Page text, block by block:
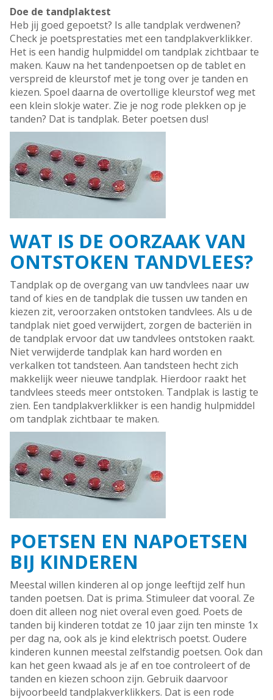
Doe de tandplaktest
Heb jij goed gepoetst? Is alle tandplak verdwenen?
Check je poetsprestaties met een tandplakverklikker.
Het is een handig hulpmiddel om tandplak zichtbaar te
maken. Kauw na het tandenpoetsen op de tablet en
verspreid de kleurstof met je tong over je tanden en
kiezen. Spoel daarna de overtollige kleurstof weg met
een klein slokje water. Zie je nog rode plekken op je
tanden? Dat is tandplak. Beter poetsen dus!
WAT IS DE OORZAAK VAN
ONTSTOKEN TANDVLEES?
Tandplak op de overgang van uw tandvlees naar uw
tand of kies en de tandplak die tussen uw tanden en
kiezen zit, veroorzaken ontstoken tandvlees. Als u de
tandplak niet goed verwijdert, zorgen de bacteriën in
de tandplak ervoor dat uw tandvlees ontstoken raakt.
Niet verwijderde tandplak kan hard worden en
verkalken tot tandsteen. Aan tandsteen hecht zich
makkelijk weer nieuwe tandplak. Hierdoor raakt het
tandvlees steeds meer ontstoken. Tandplak is lastig te
zien. Een tandplakverklikker is een handig hulpmiddel
om tandplak zichtbaar te maken.
POETSEN EN NAPOETSEN
BIJ KINDEREN
Meestal willen kinderen al op jonge leeftijd zelf hun
tanden poetsen. Dat is prima. Stimuleer dat vooral. Ze
doen dit alleen nog niet overal even goed. Poets de
tanden bij kinderen totdat ze 10 jaar zijn ten minste 1x
per dag na, ook als je kind elektrisch poetst. Oudere
kinderen kunnen meestal zelfstandig poetsen. Ook dan
kan het geen kwaad als je af en toe controleert of de
tanden en kiezen schoon zijn. Gebruik daarvoor
bijvoorbeeld tandplakverklikkers. Dat is een rode